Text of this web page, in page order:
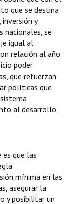
que se destina
y
nacionales, se
igual al
relación al año
poder
que refuerzan
políticas que
al desarrollo
es que las
mínima en las
asegurar la
y posibilitar un